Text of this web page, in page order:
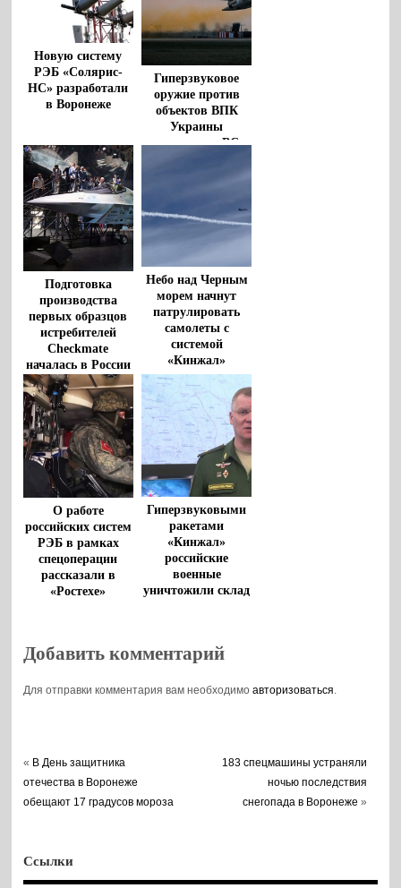
Новую систему
РЭБ «Солярис-
НС» разработали
в Воронеже
Гиперзвуковое
оружие против
объектов ВПК
Украины
применили ВС
Подготовка
производства
первых образцов
истребителей
Checkmate
началась в России
Небо над Черным
морем начнут
патрулировать
самолеты с
системой
«Кинжал»
О работе
российских систем
РЭБ в рамках
спецоперации
рассказали в
«Ростехе»
Гиперзвуковыми
ракетами
«Кинжал»
российские
военные
уничтожили склад
Добавить комментарий
Для отправки комментария вам необходимоавторизоваться.
« В День защитника
отечества в Воронеже
обещают 17 градусов мороза
183 спецмашины устраняли
ночью последствия
снегопада в Воронеже »
Ссылки